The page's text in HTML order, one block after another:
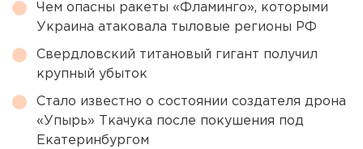
Чем опасны ракеты «Фламинго», которыми
Украина атаковала тыловые регионы РФ
Свердловский титановый гигант получил
крупный убыток
Стало известно о состоянии создателя дрона
«Упырь» Ткачука после покушения под
Екатеринбургом